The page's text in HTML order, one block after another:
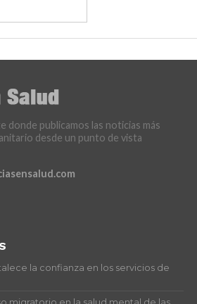
donde publicamos las noticias más
desde un punto de vista
la confianza en los servicios de